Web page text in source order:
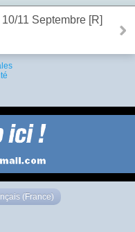
11 Septembre [R]
(France)